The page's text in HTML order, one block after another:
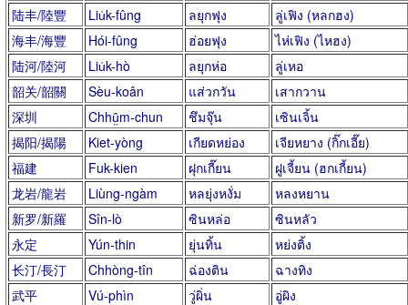
陆丰/陸豐 Liu̍k-fûng ลยุกฟุง
ลู่เฟิง (หลกฮง)
海丰/海豐
Hói-fûng ฮ่อยฟุง
ไห่เฟิง (ไหฮง)
陆河/陸河
Liu̍k-hò ลยุกห่อ
ลู่เหอ
韶关/韶關
Sèu-koân แส่วกวัน
เสากวาน
深圳
Chhṳ̂m-chun ชึมจุ๊น
เซินเจิ้น
揭阳/揭陽
Kiet-yòng เกียดหย่อง
เจียหยาง (กิ๊กเอี๊ย)
福建
Fuk-kien ฝุกเกี๊ยน
ฝูเจี้ยน (ฮกเกี้ยน)
龙岩/龍岩
Liùng-ngàm หลยุ่งหงั่ม
หลงหยาน
新罗/新羅
Sîn-lò ซินหล่อ
ซินหลัว
永定
Yún-thin ยุ่นทิ้น
หย่งติ้ง
长汀/長汀
Chhòng-tîn ฉ่องติน
ฉางทิง
武平
Vú-phìn วู่ผิ่น
อู่ผิง